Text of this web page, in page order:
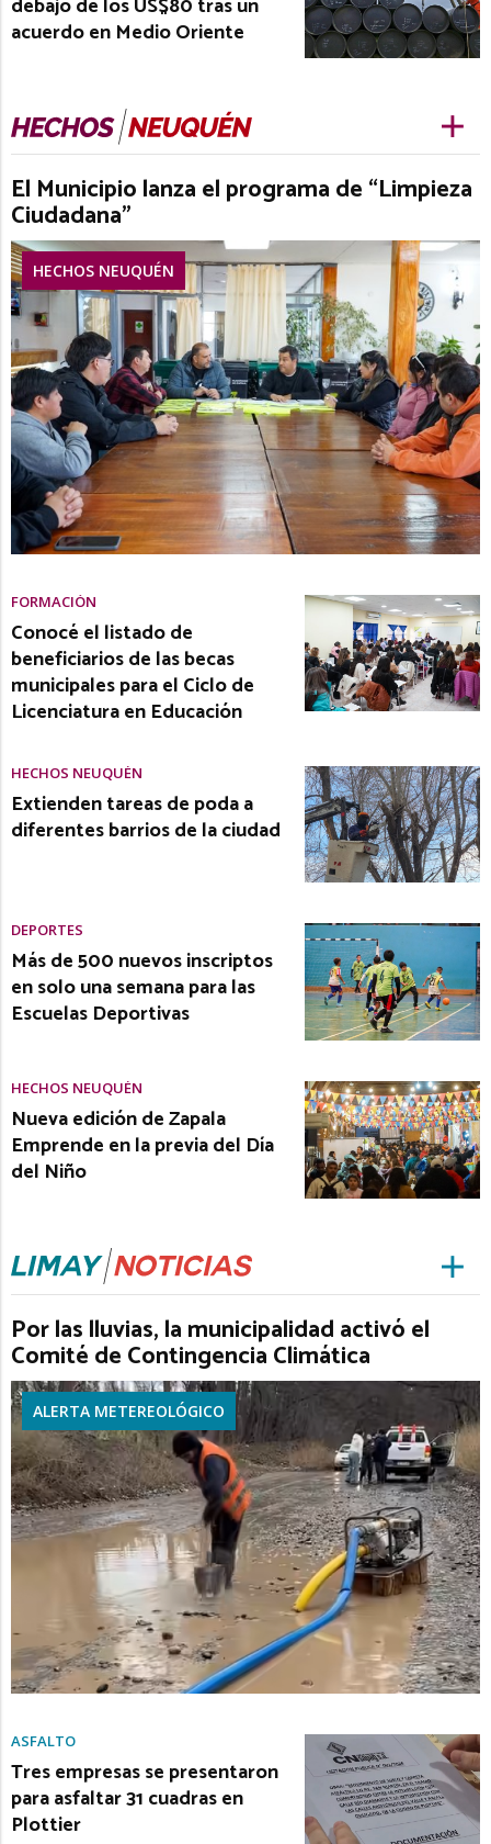
acuerdo en Medio Oriente
El Municipio lanza el programa de “Limpieza
Ciudadana”
HECHOS NEUQUÉN
FORMACIÓN
Conocé el listado de
beneficiarios de las becas
municipales para el Ciclo de
Licenciatura en Educación
HECHOS NEUQUÉN
Extienden tareas de poda a
diferentes barrios de la ciudad
DEPORTES
Más de 500 nuevos inscriptos
en solo una semana para las
Escuelas Deportivas
HECHOS NEUQUÉN
Nueva edición de Zapala
Emprende en la previa del Día
del Niño
Por las lluvias, la municipalidad activó el
Comité de Contingencia Climática
ALERTA METEREOLÓGICO
ASFALTO
Tres empresas se presentaron
para asfaltar 31 cuadras en
Plottier